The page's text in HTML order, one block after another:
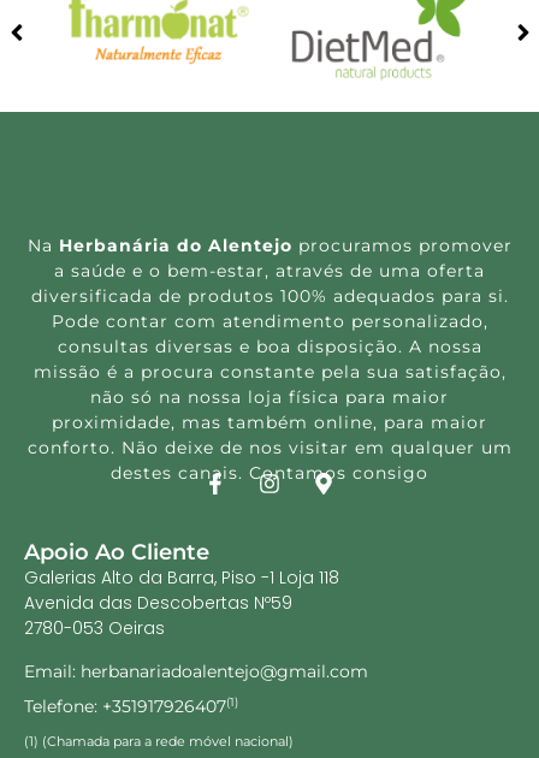
Na Herbanária do Alentejo procuramos promover
a saúde e o bem-estar, através de uma oferta
diversificada de produtos 100% adequados para si.
Pode contar com atendimento personalizado,
consultas diversas e boa disposição. A nossa
missão é a procura constante pela sua satisfação,
não só na nossa loja física para maior
proximidade, mas também online, para maior
conforto. Não deixe de nos visitar em qualquer um
destes canais. Contamos consigo
Apoio Ao Cliente
Galerias Alto da Barra, Piso -1 Loja 118
Avenida das Descobertas Nº59
2780-053 Oeiras
Email: herbanariadoalentejo@gmail.com
Telefone: +351917926407(1)
(1) (Chamada para a rede móvel nacional)